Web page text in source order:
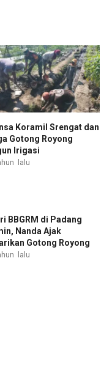
Koramil Srengat dan
Gotong Royong
Irigasi
lalu
BBGRM di Padang
Nanda Ajak
Gotong Royong
lalu